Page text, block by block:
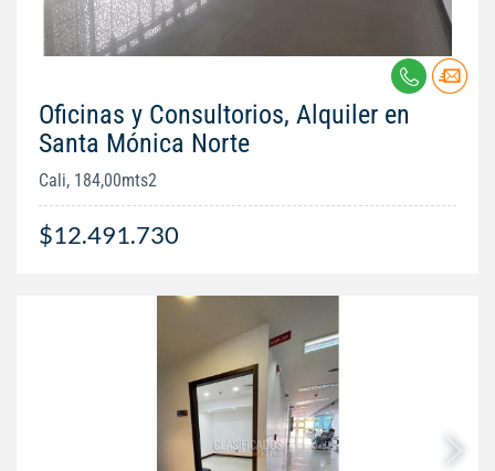
Oficinas y Consultorios, Alquiler en
Santa Mónica Norte
Cali, 184,00mts2
$12.491.730